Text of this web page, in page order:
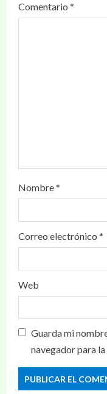
Comentario *
Nombre*
Correo electrónico *
Web
Guarda mi
navegador para